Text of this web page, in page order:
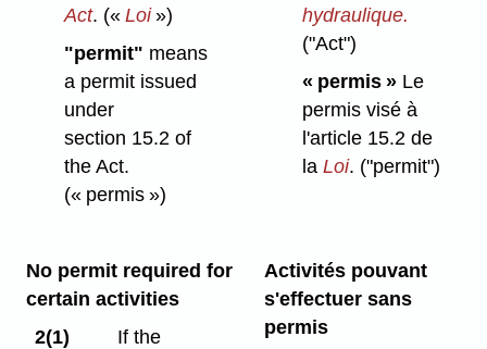
Act. (« Loi»)
"permit" means
a permit issued
under
section 15.2 of
the Act.
(« permis »)
hydraulique.
("Act")
« permis »Le
permis visé à
l'article 15.2 de
la Loi. ("permit")
No permit required for
certain activities
2(1)
If the
Activités pouvant
s'effectuer sans
permis